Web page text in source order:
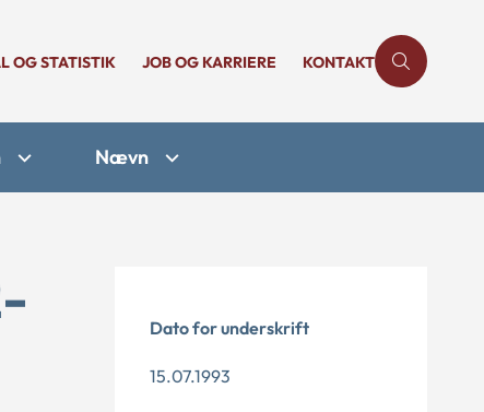
OG STATISTIK JOB OG KARRIERE KONTAKT
Nævn
Dato for underskrift
15.07.1993